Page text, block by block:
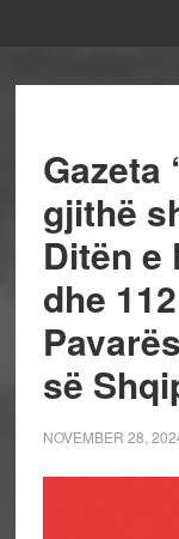
Gazeta
gjithë
Ditën e
dhe
së
NOVEMBER 28,